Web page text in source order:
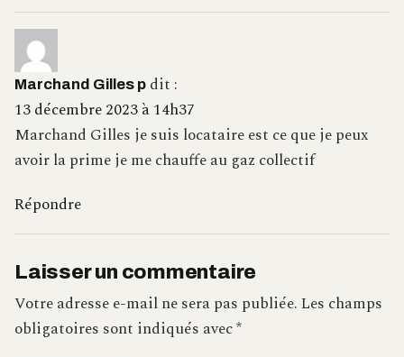
Marchand Gilles p dit :
13 décembre 2023 à 14h37
Marchand Gilles je suis locataire est ce que je peux
avoir la prime je me chauffe au gaz collectif
Répondre
Laisser un commentaire
Votre adresse e-mail ne sera pas publiée.Les champs
obligatoires sont indiqués avec*